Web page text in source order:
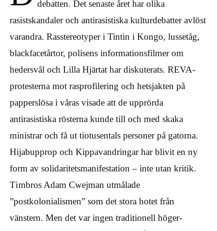
debatten. Det senaste året har olika
rasistskandaler och antirasistiska kulturdebatter avlöst
varandra. Rasstereotyper i Tintin i Kongo, lussetåg,
blackfacetårtor, polisens informationsfilmer om
hedersvål och Lilla Hjärtat har diskuterats. REVA-
protesterna mot rasprofilering och hetsjakten på
papperslösa i våras visade att de upprörda
antirasistiska rösterna kunde till och med skaka
ministrar och få ut tiotusentals personer på gatorna.
Hijabupprop och Kippavandringar har blivit en ny
form av solidaritetsmanifestation – inte utan kritik.
Timbros Adam Cwejman utmålade
”postkolonialismen” som det stora hotet från
vänstern. Men det var ingen traditionell höger-